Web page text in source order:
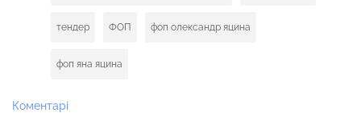
тендер ФОП фоп олександр яцина
фоп яна яцина
Коментарі